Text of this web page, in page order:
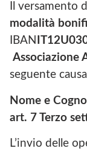
Il versamento
modalità
IBAN
Associazione
seguente
Nome e
art. 7 Terzo
L’invio delle